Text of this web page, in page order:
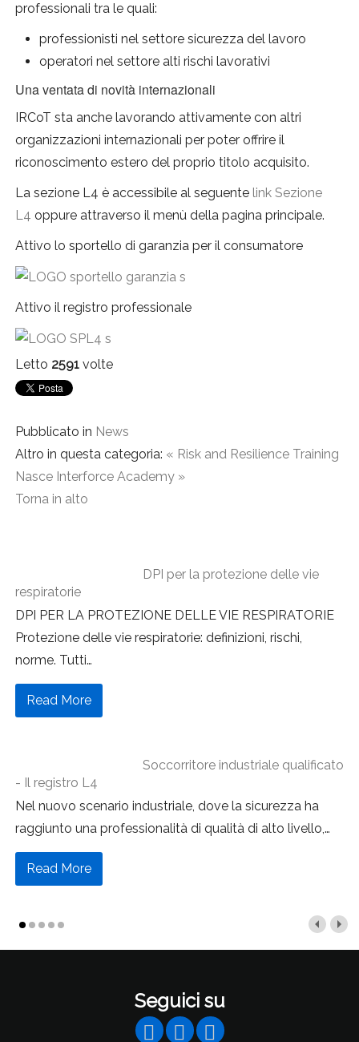
professionali tra le quali:
professionisti nel settore sicurezza del lavoro
operatori nel settore alti rischi lavorativi
Una ventata di novità internazionali
IRCoT sta anche lavorando attivamente con altri
organizzazioni internazionali per poter offrire il
riconoscimento estero del proprio titolo acquisito.
La sezione L4 è accessibile al seguente link Sezione
L4 oppure attraverso il menù della pagina principale.
Attivo lo sportello di garanzia per il consumatore
Attivo il registro professionale
Letto 2591volte
Pubblicato in News
Altro in questa categoria: « Risk and Resilience Training
Nasce Interforce Academy »
Torna in alto
DPI per la protezione delle vie
respiratorie
DPI PER LA PROTEZIONE DELLE VIE RESPIRATORIE
Protezione delle vie respiratorie: definizioni, rischi,
norme. Tutti…
Read More
Soccorritore industriale qualificato
- Il registro L4
Nel nuovo scenario industriale, dove la sicurezza ha
raggiunto una professionalità di qualità di alto livello,…
Read More
Seguici su